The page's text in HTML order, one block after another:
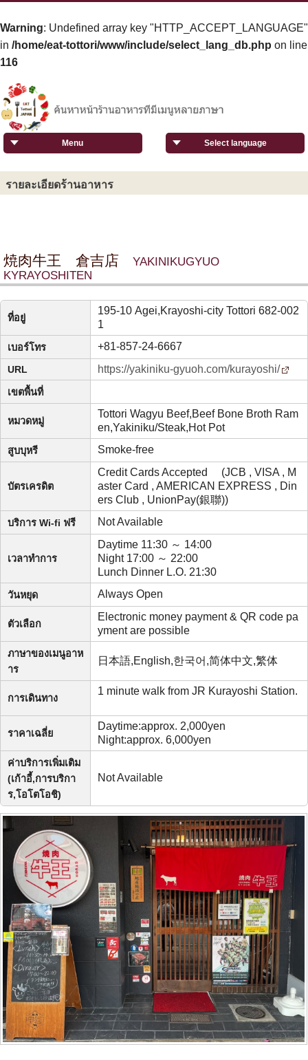
Warning: Undefined array key "HTTP_ACCEPT_LANGUAGE"
in /home/eat-tottori/www/include/select_lang_db.php on line
116
Select language
Menu
รายละเอียดร้านอาหาร
焼肉牛王 倉吉店
YAKINIKUGYUO
KYRAYOSHITEN
ที่อยู่
195-10 Agei,Krayoshi-city Tottori 682-002
1
เบอร์โทร +81-857-24-6667
URL https://yakiniku-gyuoh.com/kurayoshi/
เขตพื้นที่
หมวดหมู่
Tottori Wagyu Beef,Beef Bone Broth Ram
en,Yakiniku/Steak,Hot Pot
สูบบุหรี Smoke-free
บัตรเครดิต
Credit Cards Accepted (JCB , VISA , M
aster Card , AMERICAN EXPRESS , Din
ers Club , UnionPay(銀聯))
บริการ Wi-fi ฟรี Not Available
เวลาทำการ
Daytime 11:30 ～ 14:00
Night 17:00 ～ 22:00
Lunch Dinner L.O. 21:30
วันหยุด Always Open
ตัวเลือก
Electronic money payment & QR code pa
yment are possible
ภาษาของเมนูอาห
าร
日本語,English,한국어,简体中文,繁体
การเดินทาง
1 minute walk from JR Kurayoshi Station.
ราคาเฉลี่ย
Daytime:approx. 2,000yen
Night:approx. 6,000yen
ค่าบริการเพิ่มเติม
(เก้าอี้,การบริกา
ร,โอโตโอชิ)
Not Available